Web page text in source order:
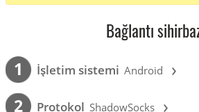
Bağlantı
1 İşletim sistemi Android ›
2 Protokol ShadowSocks ›